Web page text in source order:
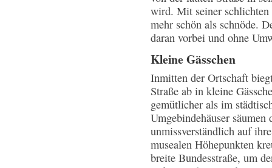
wird. Mit seiner schlichten
mehr schön als schnöde.
daran vorbei und ohne
Kleine Gässchen
Inmitten der Ortschaft
Straße ab in kleine
gemütlicher als im
Umgebindehäuser säumen
unmissverständlich auf
musealen Höhepunkten
breite Bundesstraße, um